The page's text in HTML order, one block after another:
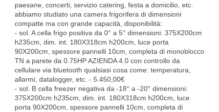
paesane, concerti, servizio catering, festa a domicilio, etc.
abbiamo studiato una camera frigorifera di dimensioni
compatte ma con grande capacità, disponibilità:
- sol. A cella frigo positiva da 0° a 5° dimensioni: 375X200cm
h235cm, dim. int. 180X318cm h200cm, luce porta
90X200cm, spessore pannelli 10cm, completa di monoblocco
TN a parete da 0.75HP AZIENDA 4.0 con controllo da
cellulare via bluetooth qualsiasi cosa come: temperatura,
allarmi, datalogger, etc. - 5.450,00€
- sol. B cella freezer negativa da -18° a -20° dimensioni:
375X200cm h235cm, dim. int. 180X318cm h200cm, luce
porta 90X200cm, spessore pannelli 10cm, completa di